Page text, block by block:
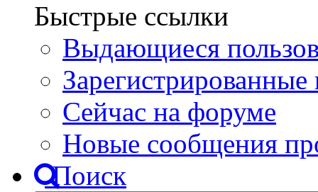
Быстрые ссылки
Выдающиеся
Зарегистрированные
Сейчас на форуме
Новые сообщения
Поиск